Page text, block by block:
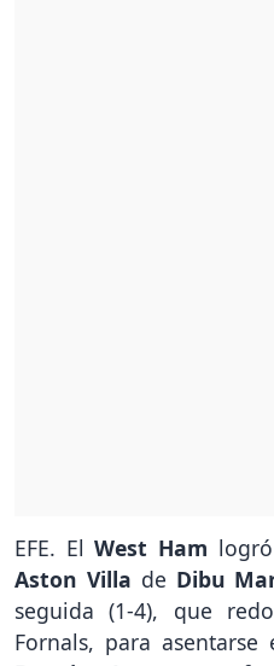
EFE. ElWest Ham
Aston Villa de Dibu
seguida (1-4), que
Fornals, para